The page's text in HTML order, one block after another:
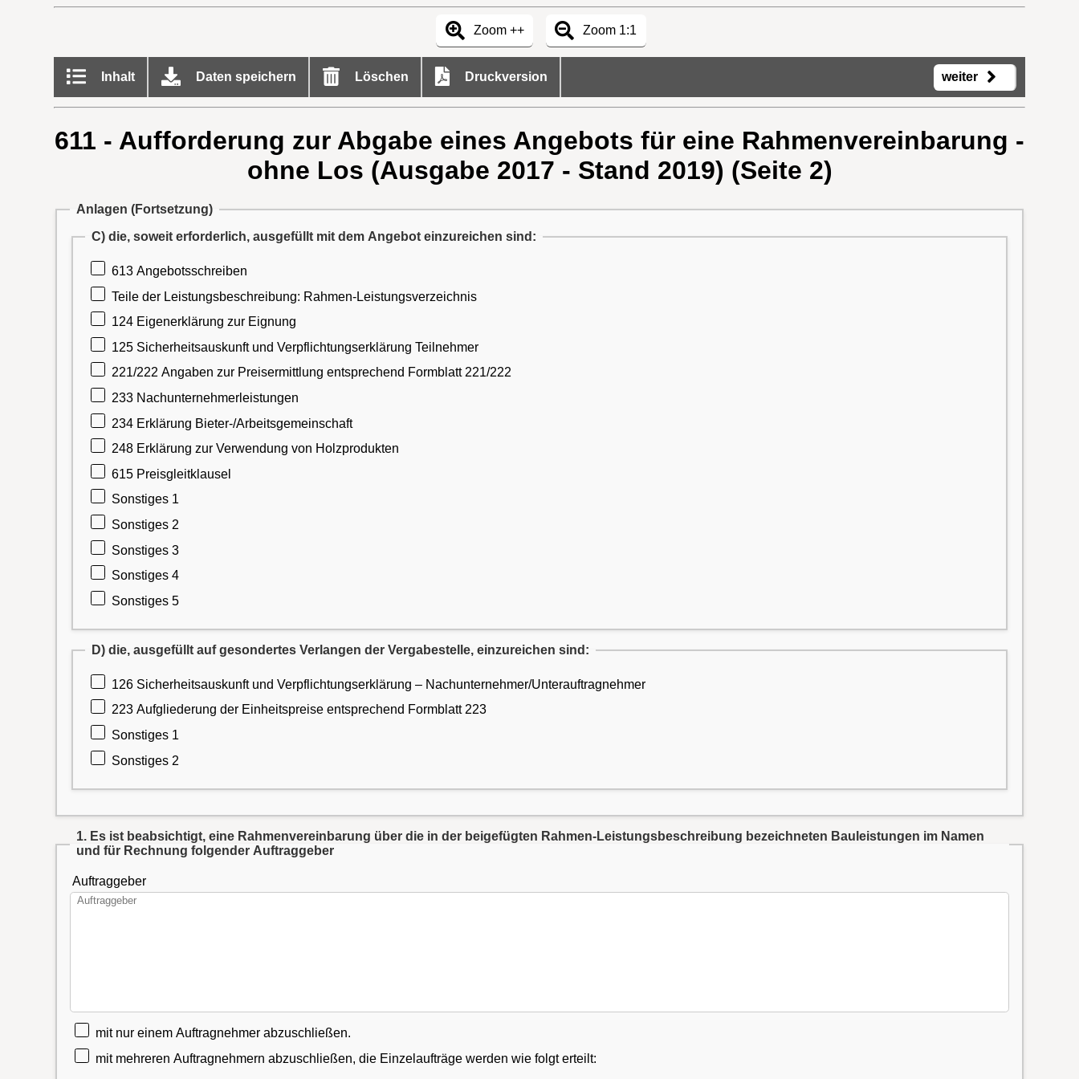
Zoom ++ Zoom 1:1
Inhalt Daten speichern Löschen Druckversion weiter
611 - Aufforderung zur Abgabe eines Angebots für eine Rahmenvereinbarung -
ohne Los (Ausgabe 2017 - Stand 2019) (Seite 2)
Anlagen (Fortsetzung)
C) die, soweit erforderlich, ausgefüllt mit dem Angebot einzureichen sind:
613 Angebotsschreiben
Teile der Leistungsbeschreibung: Rahmen-Leistungsverzeichnis
124 Eigenerklärung zur Eignung
125 Sicherheitsauskunft und Verpflichtungserklärung Teilnehmer
221/222 Angaben zur Preisermittlung entsprechend Formblatt 221/222
233 Nachunternehmerleistungen
234 Erklärung Bieter-/Arbeitsgemeinschaft
248 Erklärung zur Verwendung von Holzprodukten
615 Preisgleitklausel
Sonstiges 1
Sonstiges 2
Sonstiges 3
Sonstiges 4
Sonstiges 5
D) die, ausgefüllt auf gesondertes Verlangen der Vergabestelle, einzureichen sind:
126 Sicherheitsauskunft und Verpflichtungserklärung – Nachunternehmer/Unterauftragnehmer
223 Aufgliederung der Einheitspreise entsprechend Formblatt 223
Sonstiges 1
Sonstiges 2
1. Es ist beabsichtigt, eine Rahmenvereinbarung über die in der beigefügten Rahmen-Leistungsbeschreibung bezeichneten Bauleistungen im Namen
und für Rechnung folgender Auftraggeber
Auftraggeber
mit nur einem Auftragnehmer abzuschließen.
mit mehreren Auftragnehmern abzuschließen, die Einzelaufträge werden wie folgt erteilt: